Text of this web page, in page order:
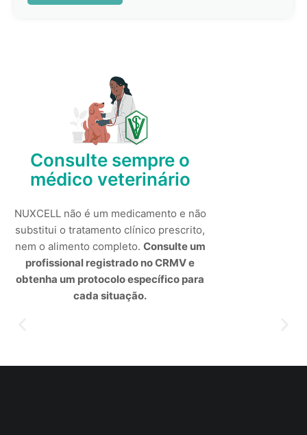
Consulte sempre o
médico veterinário
NUXCELL não é um medicamento e não
substitui o tratamento clínico prescrito,
nem o alimento completo. Consulte um
profissional registrado no CRMV e
obtenha um protocolo específico para
cada situação.